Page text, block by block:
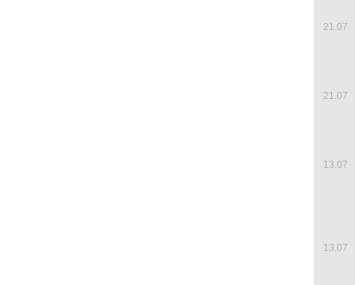
21.07
21.07
13.07
13.07